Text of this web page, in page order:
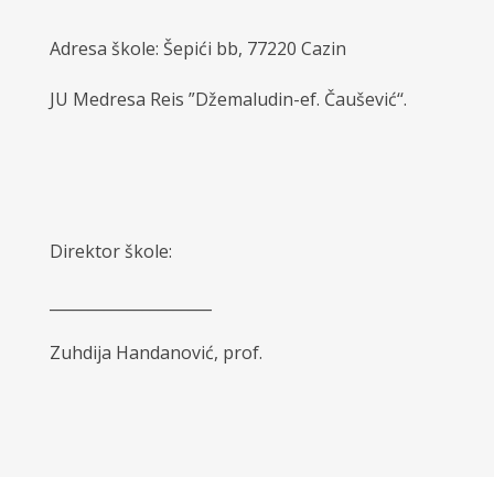
Adresa škole: Šepići bb, 77220 Cazin
JU Medresa Reis ”Džemaludin-ef. Čaušević‘‘.
Direktor škole:
Zuhdija Handanović, prof.